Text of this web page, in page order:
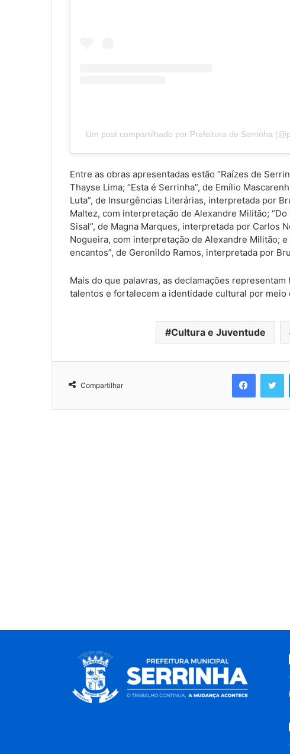
Um post compartilhado por Prefeitura de Serrinha
Entre as obras apresentadas estão “Raízes de
Thayse Lima; “Esta é Serrinha”, de Emílio
Luta”, de Insurgências Literárias, interpretada por
Maltez, com interpretação de Alexandre Militão;
Sisal”, de Magna Marques, interpretada por Carlos
Nogueira, com interpretação de Alexandre Militão;
encantos”, de Geronildo Ramos, interpretada por
Mais do que palavras, as declamações
talentos e fortalecem a identidade cultural por meio
Cultura e Juventude
Compartilhar
Facebook Twitter